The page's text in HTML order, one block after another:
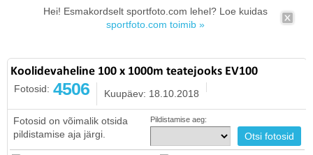
Hei! Esmakordselt sportfoto.com lehel? Loe kuidas
sportfoto.com toimib »
Koolidevaheline 100 x 1000m teatejooks EV100
Fotosid: 4506 Kuupäev: 18.10.2018
Fotosid on võimalik otsida
pildistamise aja järgi.
Pildistamise aeg: